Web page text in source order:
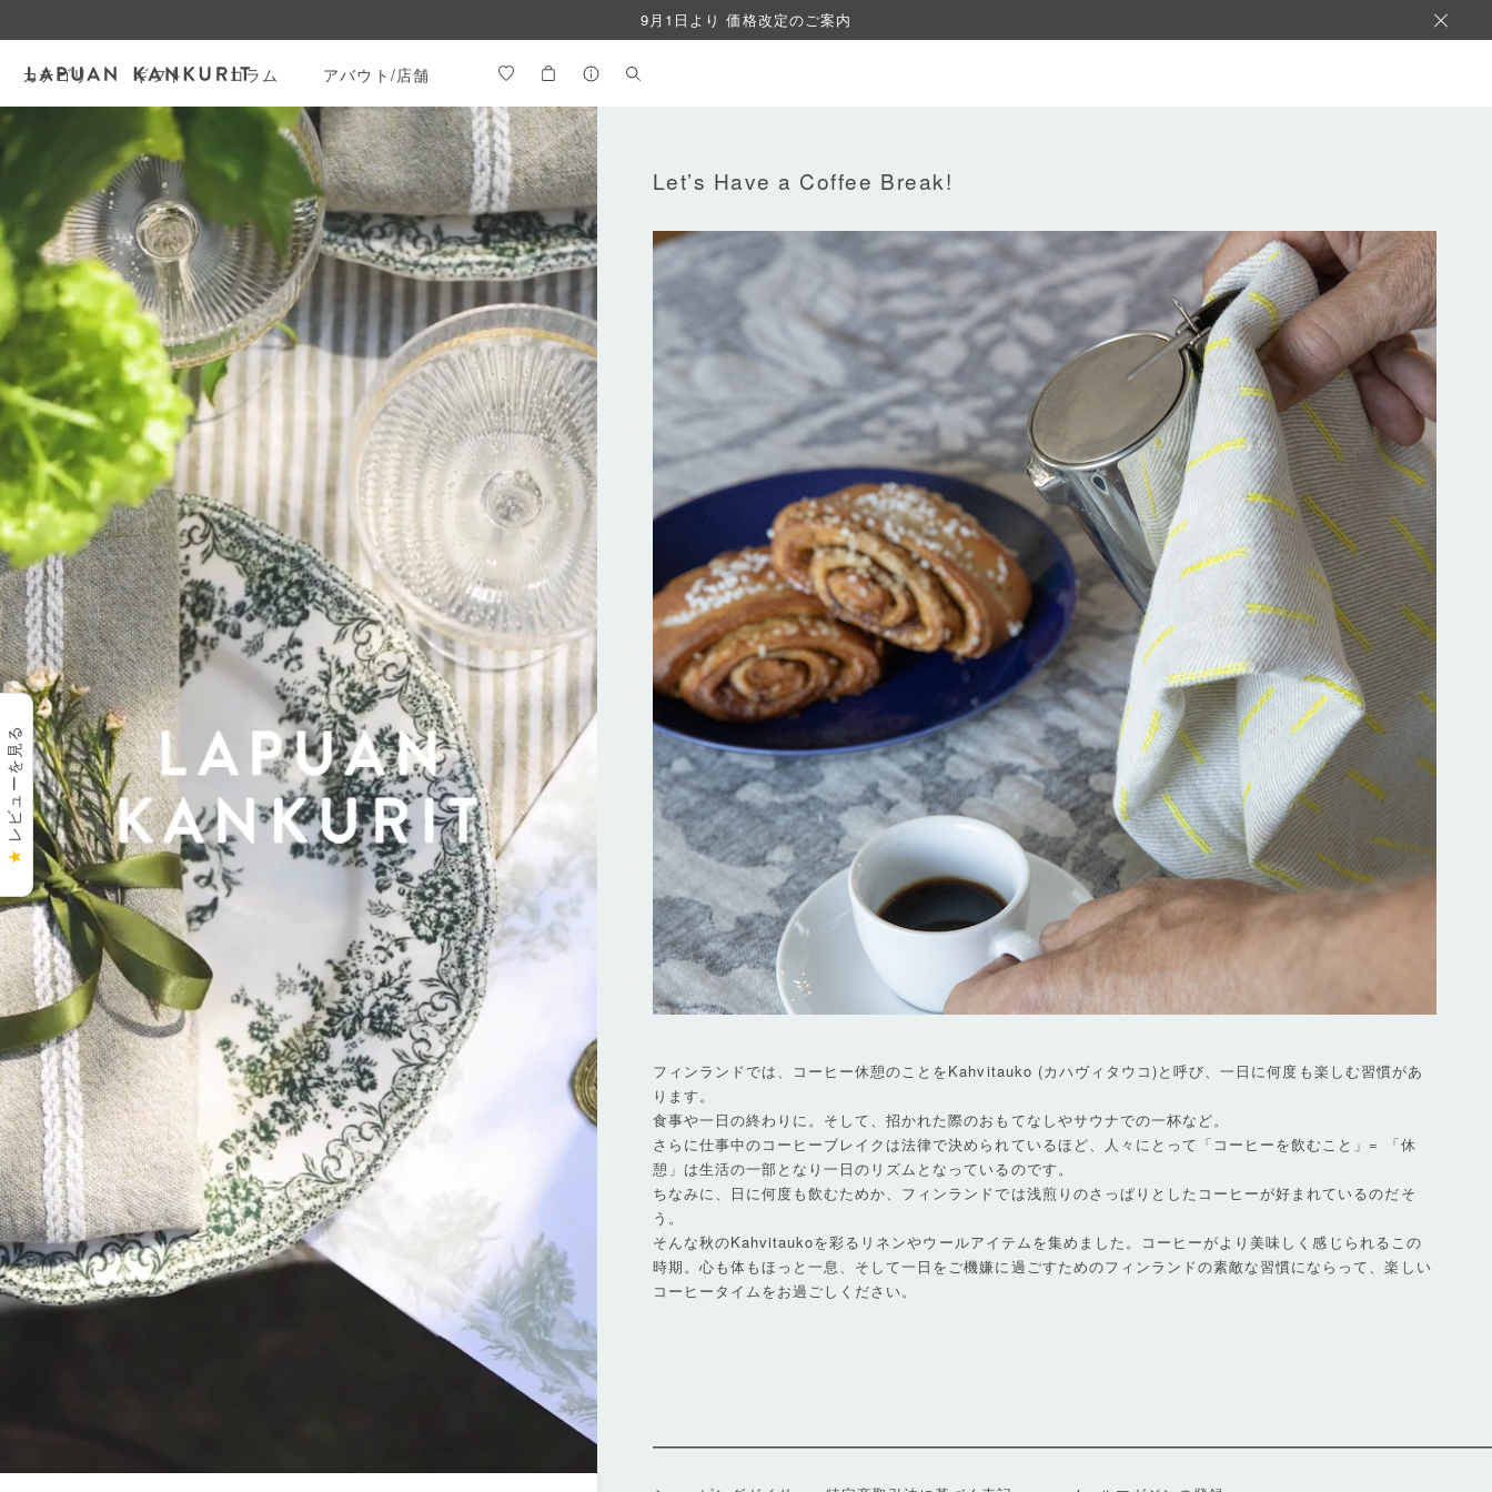
9月1日より 価格改定のご案内
カテゴリ ギフト コラム アバウト/店舗
Let’s Have a Coffee Break!
フィンランドでは、コーヒー休憩のことをKahvitauko (カハヴィタウコ)と呼び、一日に何度も楽しむ習慣があ
ります。
食事や一日の終わりに。そして、招かれた際のおもてなしやサウナでの一杯など。
さらに仕事中のコーヒーブレイクは法律で決められているほど、人々にとって「コーヒーを飲むこと」= 「休
憩」は生活の一部となり一日のリズムとなっているのです。
ちなみに、日に何度も飲むためか、フィンランドでは浅煎りのさっぱりとしたコーヒーが好まれているのだそ
う。
そんな秋のKahvitaukoを彩るリネンやウールアイテムを集めました。コーヒーがより美味しく感じられるこの
時期。心も体もほっと一息、そして一日をご機嫌に過ごすためのフィンランドの素敵な習慣にならって、楽しい
コーヒータイムをお過ごしください。
★
レビューを見る